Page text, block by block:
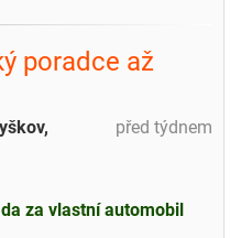
poradce až
před týdnem
za vlastní automobil